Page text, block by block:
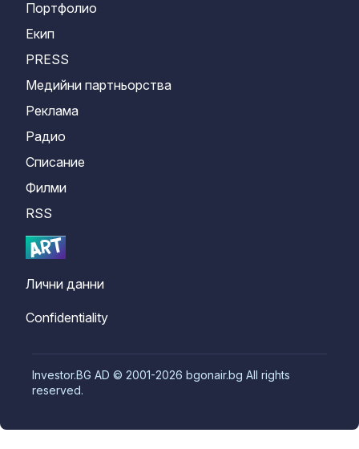
Портфолио
Екип
PRESS
Медийни партньорства
Реклама
Радио
Списание
Филми
RSS
Лични данни
Confidentiality
Investor.BG AD © 2001-2026 bgonair.bg All rights
reserved.